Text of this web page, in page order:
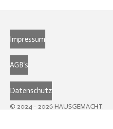
Impressum
AGB's
Datenschutz
© 2024 - 2026 HAUSGEMACHT.